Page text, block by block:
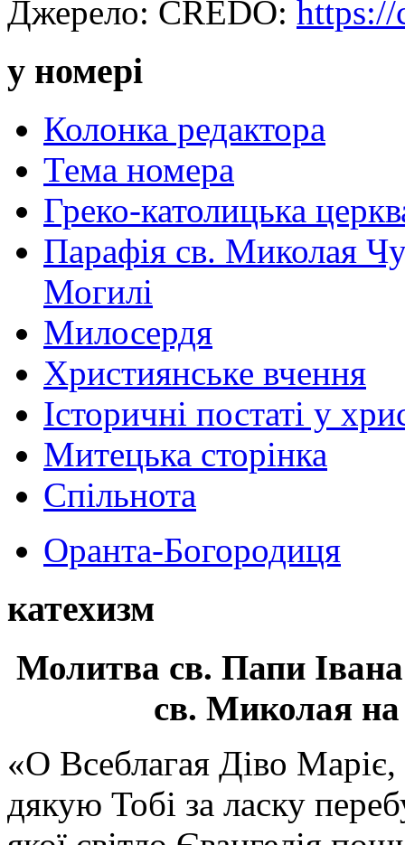
Джерело: CREDO: https://
у номері
Колонка редактора
Тема номера
Греко-католицька
Парафія св. Миколая
Могилі
Милосердя
Християнське вчення
Історичні постаті у
Митецька сторінка
Спільнота
Оранта-Богородиця
катехизм
Молитва св. Папи
св. Миколая на
«О Всеблагая Діво
дякую Тобі за ласку